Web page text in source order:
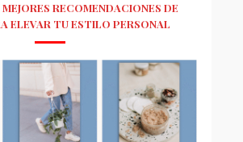
RECOMENDACIONES DE
ELEVAR TU ESTILO PERSONAL